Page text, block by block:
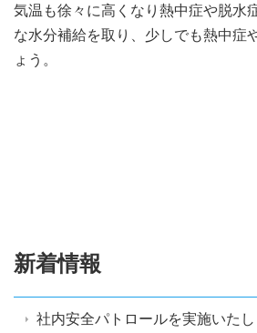
気温も徐々に高くなり熱中症や脱水
な水分補給を取り、少しでも熱中症
ょう。
新着情報
社内安全パトロールを実施いた